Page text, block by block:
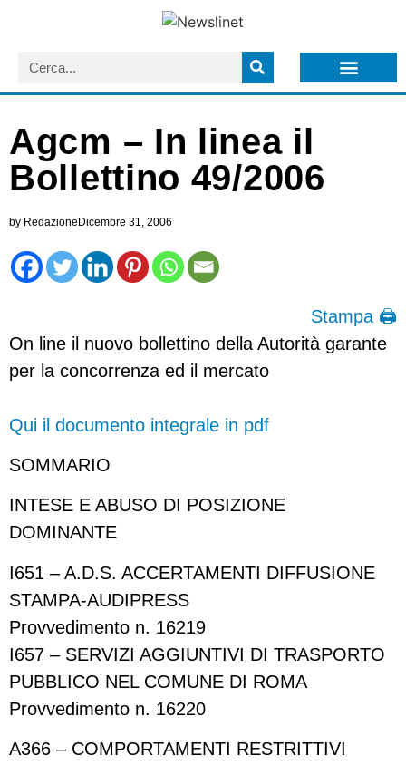
Agcm – In linea il
Bollettino 49/2006
by RedazioneDicembre 31, 2006
Stampa 🖨
On line il nuovo bollettino della Autorità garante
per la concorrenza ed il mercato
Qui il documento integrale in pdf
SOMMARIO
INTESE E ABUSO DI POSIZIONE
DOMINANTE
I651 – A.D.S. ACCERTAMENTI DIFFUSIONE
STAMPA-AUDIPRESS
Provvedimento n. 16219
I657 – SERVIZI AGGIUNTIVI DI TRASPORTO
PUBBLICO NEL COMUNE DI ROMA
Provvedimento n. 16220
A366 – COMPORTAMENTI RESTRITTIVI